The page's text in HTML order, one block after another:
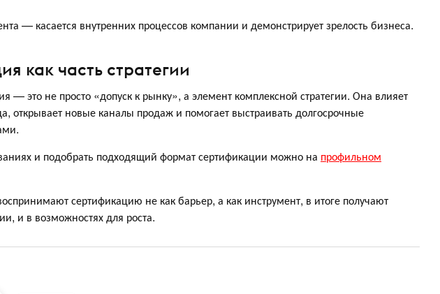
— касается внутренних процессов компании и демонстрирует зрелость бизнеса.
как часть стратегии
— это не просто «допуск к рынку», а элемент комплексной стратегии. Она влияет
открывает новые каналы продаж и помогает выстраивать долгосрочные
и подобрать подходящий формат сертификации можно на профильном
сертификацию не как барьер, а как инструмент, в итоге получают
и в возможностях для роста.